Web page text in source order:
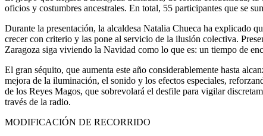
oficios y costumbres ancestrales. En total, 55 participantes que se
Durante la presentación, la alcaldesa Natalia Chueca ha explicado
crecer con criterio y las pone al servicio de la ilusión colectiva.
Zaragoza siga viviendo la Navidad como lo que es: un tiempo de
El gran séquito, que aumenta este año considerablemente hasta
mejora de la iluminación, el sonido y los efectos especiales,
de los Reyes Magos, que sobrevolará el desfile para vigilar
través de la radio.
MODIFICACIÓN DE RECORRIDO